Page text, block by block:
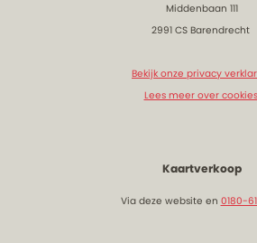
Middenbaan 111
2991 CS Barendrecht
Bekijk onze privacy
Lees meer over cookies
Kaartverkoop
Via deze website en 0180-